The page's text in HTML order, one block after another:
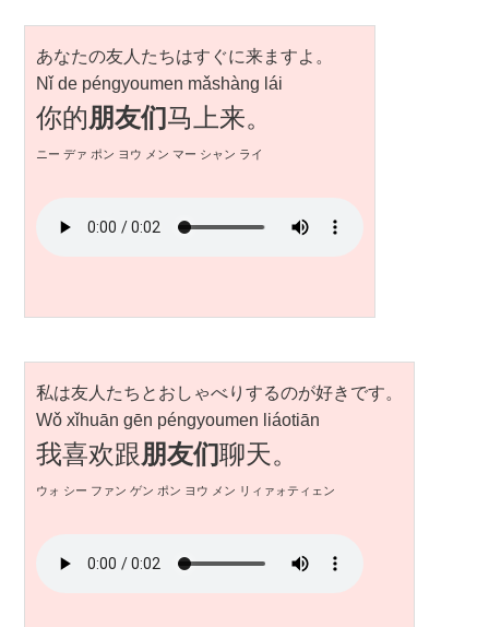
あなたの友人たちはすぐに来ますよ。
Nǐ de péngyoumen mǎshàng lái
你的朋友们马上来。
ニー デァ ポン ヨウ メン マー シャン ライ
私は友人たちとおしゃべりするのが好きです。
Wǒ xǐhuān gēn péngyoumen liáotiān
我喜欢跟朋友们聊天。
ウォ シー ファン ゲン ポン ヨウ メン リィァォティェン